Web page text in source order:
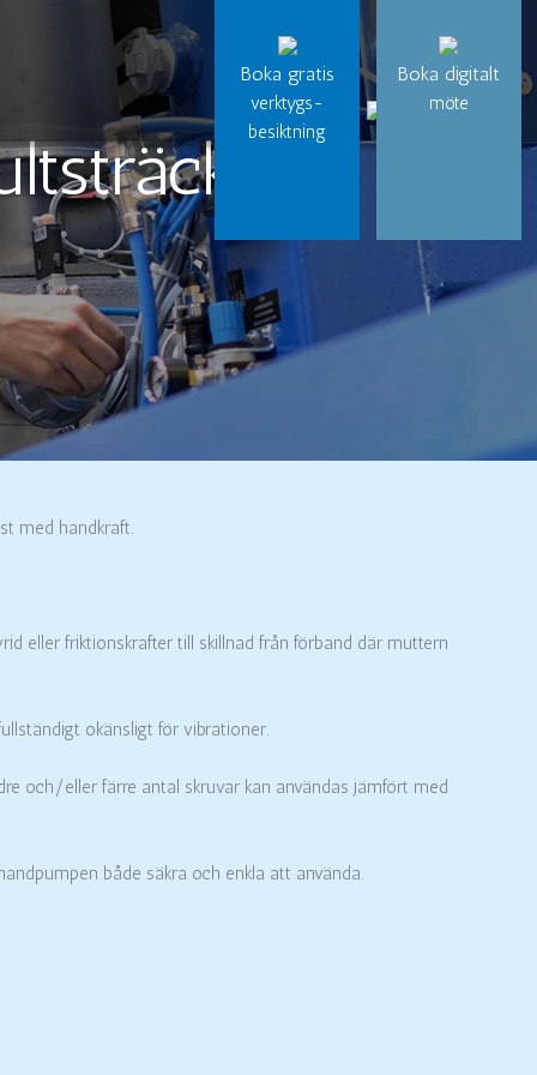
Boka gratis
verktygs-
besiktning
Boka digitalt
möte
med handkraft.
eller friktionskrafter till skillnad från förband där muttern
okänsligt för vibrationer.
och/eller färre antal skruvar kan användas jämfört med
både säkra och enkla att använda.